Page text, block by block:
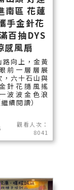
南區 花蓮
手金針花
百抽DYS
感風扇
路向上，金黃
前一層層展
，六十石山與
針花隨風搖
波波金色浪
續閱讀）
觀看人次：
8041